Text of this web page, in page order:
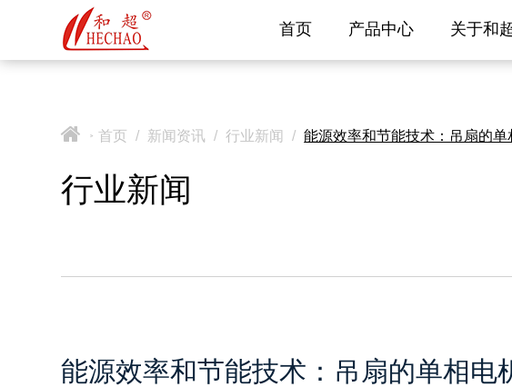
首页 产品中心 关于和
> 首页 / 新闻资讯 / 行业新闻 / 能源效率和节能技术：吊扇的
行业新闻
能源效率和节能技术：吊扇的单相电